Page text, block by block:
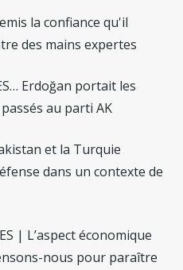
la confiance qu'il
des mains expertes
Erdoğan portait les
au parti AK
et la Turquie
dans un contexte de
| L’aspect économique
nous pour paraître